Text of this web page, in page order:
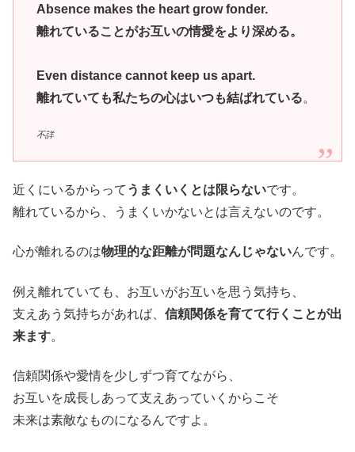
Absence makes the heart grow fonder.
離れていることがお互いの情愛をより深める。
Even distance cannot keep us apart.
離れていても私たちの心はいつも結ばれている。
不詳
近くにいるからって うまくいくとは限らないです。
離れているから、うまくいかないとは言えないのです。
心が離れるのは物理的な距離が問題なんじゃないんです。
例え離れていても、お互いがお互いを思う気持ち、
支えあう気持ちがあれば、 信頼関係を育てて行くことが出
来ます。
信頼関係や愛情を少しずつ育てながら、
お互いを成長しあって支えあっていくからこそ
未来は素敵なものになるんですよ。